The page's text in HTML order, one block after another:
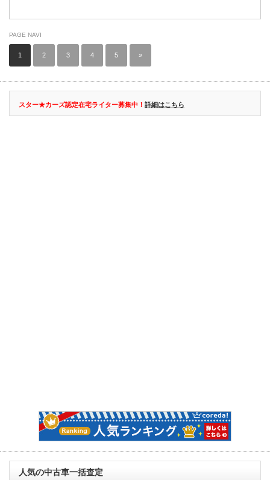
PAGE NAVI
1 2 3 4 5 »
スター★カーズ認定在宅ライター募集中！ 詳細はこちら
人気の中古車一括査定